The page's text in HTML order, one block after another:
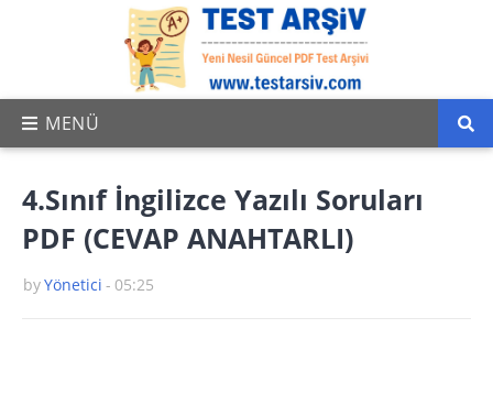
4.Sınıf İngilizce Yazılı Soruları
PDF (CEVAP ANAHTARLI)
byYönetici - 05:25